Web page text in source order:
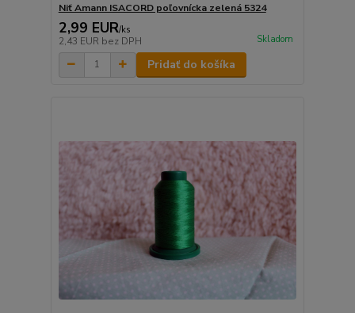
Niť Amann ISACORD poľovnícka zelená 5324
2,99 EUR/ks
2,43 EUR bez DPH Skladom
Pridať do košíka